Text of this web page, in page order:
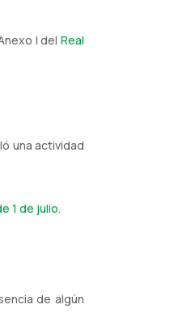
I delReal
una actividad
1 de julio.
de algún